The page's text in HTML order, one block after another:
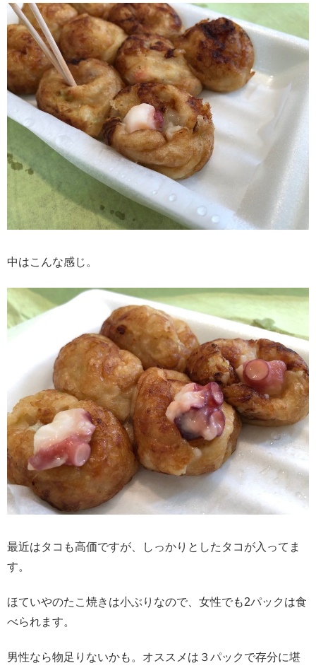
中はこんな感じ。
最近はタコも高価ですが、しっかりとしたタコが入ってま
す。
ほていやのたこ焼きは小ぶりなので、女性でも2パックは食
べられます。
男性なら物足りないかも。オススメは３パックで存分に堪